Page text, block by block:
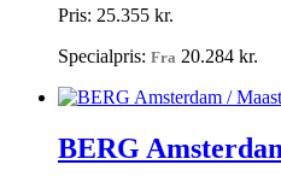
Pris: 25.355 kr.
Specialpris: Fra 20.284 kr.
BERG